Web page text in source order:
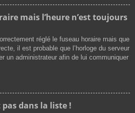
mais l’heure n’est toujours
réglé le fuseau horaire mais que
il est probable que l’horloge du serveur
un administrateur afin de lui communiquer
dans la liste !